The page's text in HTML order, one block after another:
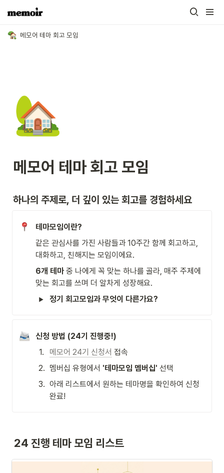
메모어 테마 회고 모임
🏡
메모어 테마 회고 모임
하나의 주제로, 더 깊이 있는 회고를 경험하세요
테마모임이란?
같은 관심사를 가진 사람들과 10주간 함께 회고하고,
대화하고, 친해지는 모임이에요.
6개 테마 중 나에게 꼭 맞는 하나를 골라, 매주 주제에
맞는 회고를 쓰며 더 알차게 성장해요.
정기 회고모임과 무엇이 다른가요?
신청 방법 (24기 진행중!)
1. 메모어 24기 신청서 접속
2. 멤버십 유형에서 '테마모임 멤버십' 선택
3. 아래 리스트에서 원하는 테마명을 확인하여 신청
완료!
24 진행 테마 모임 리스트